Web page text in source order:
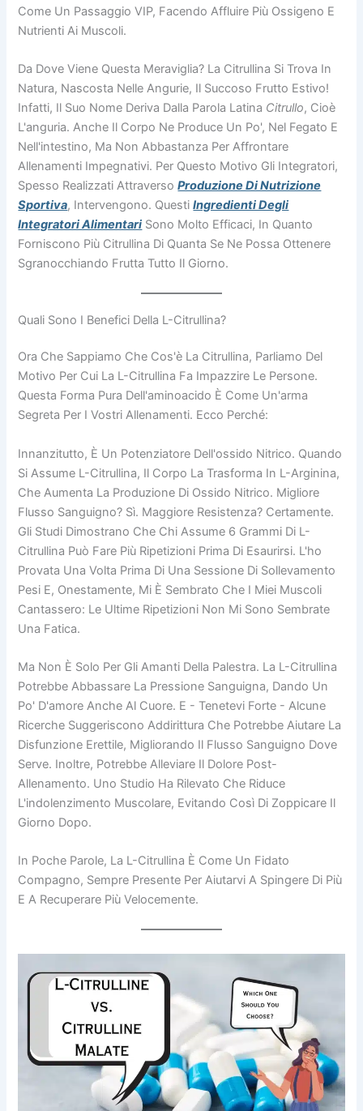
Come Un Passaggio VIP, Facendo Affluire Più Ossigeno E
Nutrienti Ai Muscoli.
Da Dove Viene Questa Meraviglia? La Citrullina Si Trova In
Natura, Nascosta Nelle Angurie, Il Succoso Frutto Estivo!
Infatti, Il Suo Nome Deriva Dalla Parola Latina Citrullo, Cioè
L'anguria. Anche Il Corpo Ne Produce Un Po', Nel Fegato E
Nell'intestino, Ma Non Abbastanza Per Affrontare
Allenamenti Impegnativi. Per Questo Motivo Gli Integratori,
Spesso Realizzati AttraversoProduzione Di Nutrizione
Sportiva, Intervengono. QuestiIngredienti Degli
Integratori Alimentari Sono Molto Efficaci, In Quanto
Forniscono Più Citrullina Di Quanta Se Ne Possa Ottenere
Sgranocchiando Frutta Tutto Il Giorno.
Quali Sono I Benefici Della L-Citrullina?
Ora Che Sappiamo Che Cos'è La Citrullina, Parliamo Del
Motivo Per Cui La L-Citrullina Fa Impazzire Le Persone.
Questa Forma Pura Dell'aminoacido È Come Un'arma
Segreta Per I Vostri Allenamenti. Ecco Perché:
Innanzitutto, È Un Potenziatore Dell'ossido Nitrico. Quando
Si Assume L-Citrullina, Il Corpo La Trasforma In L-Arginina,
Che Aumenta La Produzione Di Ossido Nitrico. Migliore
Flusso Sanguigno? Sì. Maggiore Resistenza? Certamente.
Gli Studi Dimostrano Che Chi Assume 6 Grammi Di L-
Citrullina Può Fare Più Ripetizioni Prima Di Esaurirsi. L'ho
Provata Una Volta Prima Di Una Sessione Di Sollevamento
Pesi E, Onestamente, Mi È Sembrato Che I Miei Muscoli
Cantassero: Le Ultime Ripetizioni Non Mi Sono Sembrate
Una Fatica.
Ma Non È Solo Per Gli Amanti Della Palestra. La L-Citrullina
Potrebbe Abbassare La Pressione Sanguigna, Dando Un
Po' D'amore Anche Al Cuore. E - Tenetevi Forte - Alcune
Ricerche Suggeriscono Addirittura Che Potrebbe Aiutare La
Disfunzione Erettile, Migliorando Il Flusso Sanguigno Dove
Serve. Inoltre, Potrebbe Alleviare Il Dolore Post-
Allenamento. Uno Studio Ha Rilevato Che Riduce
L'indolenzimento Muscolare, Evitando Così Di Zoppicare Il
Giorno Dopo.
In Poche Parole, La L-Citrullina È Come Un Fidato
Compagno, Sempre Presente Per Aiutarvi A Spingere Di Più
E A Recuperare Più Velocemente.